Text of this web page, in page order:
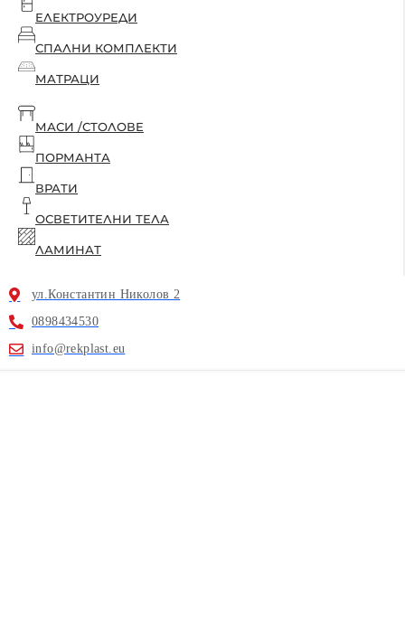
ЕЛЕКТРОУРЕДИ
СПАЛНИ КОМПЛЕКТИ
МАТРАЦИ
МАСИ /СТОЛОВЕ
ПОРМАНТА
ВРАТИ
ОСВЕТИТЕЛНИ ТЕЛА
ЛАМИНАТ
ул.Константин Николов 2
0898434530
info@rekplast.eu